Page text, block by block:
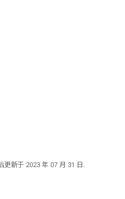
更新于 2023 年 07 月 31 日.